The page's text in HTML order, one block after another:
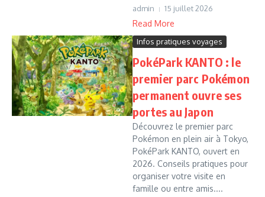
admin 15 juillet 2026
Read More
Infos pratiques voyages
PokéPark KANTO : le
premier parc Pokémon
permanent ouvre ses
portes au Japon
Découvrez le premier parc
Pokémon en plein air à Tokyo,
PokéPark KANTO, ouvert en
2026. Conseils pratiques pour
organiser votre visite en
famille ou entre amis....